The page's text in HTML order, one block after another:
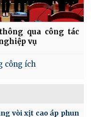
qua công tác
vụ
công ích
vòi xịt cao áp phun